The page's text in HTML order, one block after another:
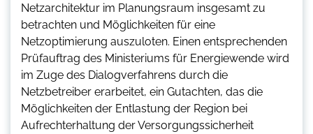
Netzarchitektur im Planungsraum insgesamt zu
betrachten und Möglichkeiten für eine
Netzoptimierung auszuloten. Einen entsprechenden
Prüfauftrag des Ministeriums für Energiewende wird
im Zuge des Dialogverfahrens durch die
Netzbetreiber erarbeitet, ein Gutachten, das die
Möglichkeiten der Entlastung der Region bei
Aufrechterhaltung der Versorgungssicherheit